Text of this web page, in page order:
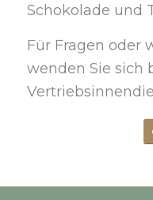
Schokolade und
Für Fragen oder
wenden Sie sich